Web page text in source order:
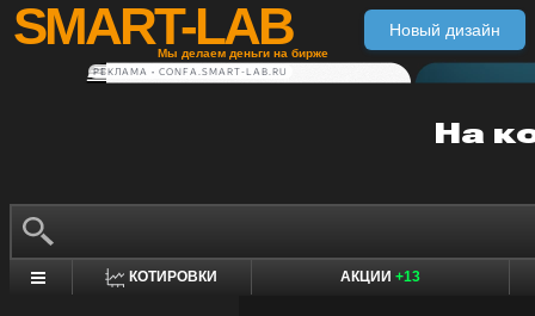
SMART-LAB
Мы делаем деньги на бирже
Новый дизайн
РЕКЛАМА • CONFA.SMART-LAB.RU
КОТИРОВКИ АКЦИИ +13